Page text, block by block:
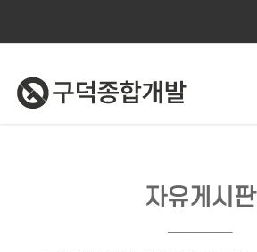
자유게시판
────